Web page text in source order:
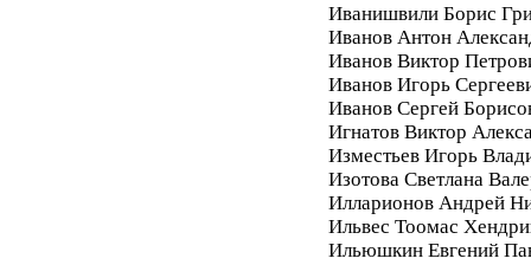
Иванишвили Борис
Иванов Антон
Иванов Виктор
Иванов Игорь
Иванов Сергей
Игнатов Виктор
Изместьев Игорь
Изотова Светлана
Илларионов Андрей
Ильвес Тоомас
Ильюшкин Евгений